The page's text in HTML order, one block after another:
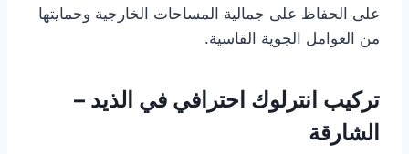
على الحفاظ على جمالية المساحات الخارجية وحمايتها
من العوامل الجوية القاسية.
تركيب انترلوك احترافي في الذيد –
الشارقة